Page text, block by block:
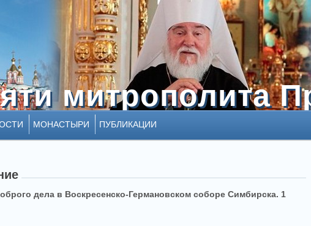
митрополита
митрополита
МОНАСТЫРИ ПУБЛИКАЦИИ
дела в Воскресенско-Германовском соборе Симбирска. 1